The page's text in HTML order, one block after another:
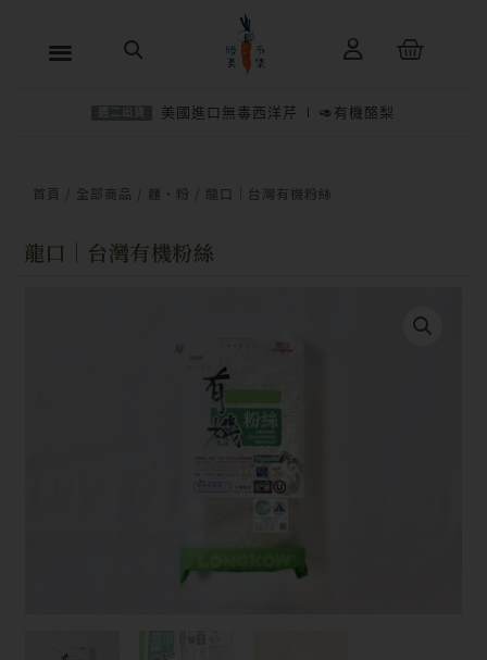
購
美國進口無毒西洋芹 🥑有機酪梨
首頁 全部商品 麵・粉 / 龍口｜台灣有機粉絲
龍口｜台灣有機粉絲